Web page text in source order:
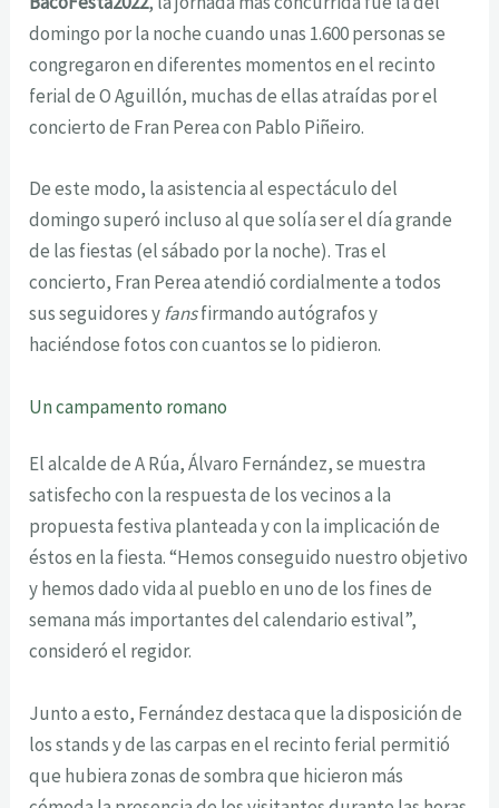
domingo por la noche cuando unas 1.600 personas se
congregaron en diferentes momentos en el recinto
ferial de O Aguillón, muchas de ellas atraídas por el
concierto de Fran Perea con Pablo Piñeiro.
De este modo, la asistencia al espectáculo del
domingo superó incluso al que solía ser el día grande
de las fiestas (el sábado por la noche). Tras el
concierto, Fran Perea atendió cordialmente a todos
sus seguidores yfansfirmando autógrafos y
haciéndose fotos con cuantos se lo pidieron.
Un campamento romano
El alcalde de A Rúa, Álvaro Fernández, se muestra
satisfecho con la respuesta de los vecinos a la
propuesta festiva planteada y con la implicación de
éstos en la fiesta. “Hemos conseguido nuestro objetivo
y hemos dado vida al pueblo en uno de los fines de
semana más importantes del calendario estival”,
consideró el regidor.
Junto a esto, Fernández destaca que la disposición de
los stands y de las carpas en el recinto ferial permitió
que hubiera zonas de sombra que hicieron más